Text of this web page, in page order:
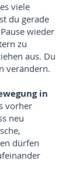
viele
du gerade
wieder
zu
aus. Du
verändern.
in
vorher
neu
dürfen